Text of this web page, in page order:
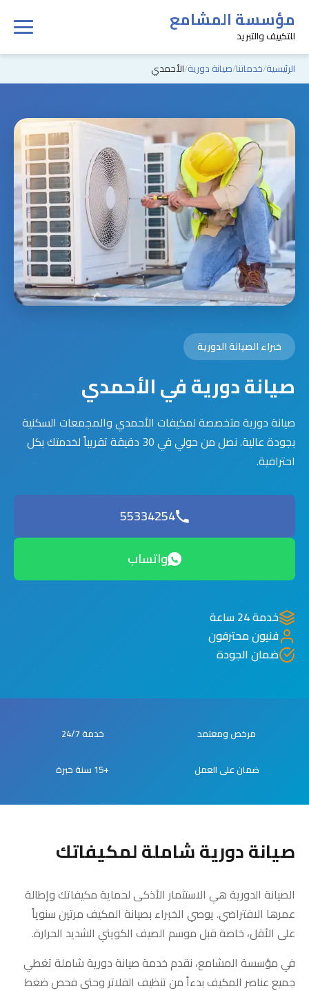
مؤسسة المشامع
للتكييف والتبريد
الرئيسية خدماتنا صيانة دورية الأحمدي
خبراء الصيانة الدورية
صيانة دورية في الأحمدي
صيانة دورية متخصصة لمكيفات الأحمدي والمجمعات السكنية
بجودة عالية. نصل من حولي في 30 دقيقة تقريباً لخدمتك بكل
احترافية.
55334254
واتساب
خدمة 24 ساعة
فنيون محترفون
ضمان الجودة
مرخص ومعتمد خدمة 24/7
ضمان على العمل +15 سنة خبرة
صيانة دورية شاملة لمكيفاتك
الصيانة الدورية هي الاستثمار الأذكى لحماية مكيفاتك وإطالة
عمرها الافتراضي. يوصي الخبراء بصيانة المكيف مرتين سنوياً
على الأقل، خاصة قبل موسم الصيف الكويتي الشديد الحرارة.
في مؤسسة المشامع، نقدم خدمة صيانة دورية شاملة تغطي
جميع عناصر المكيف بدءاً من تنظيف الفلاتر وحتى فحص ضغط